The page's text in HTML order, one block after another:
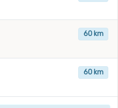
60 km
60 km